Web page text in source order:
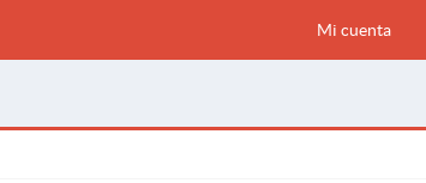
Mi cuenta